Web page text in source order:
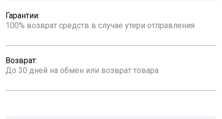
Гарантии:
100% возврат средств в случае утери отправления
Возврат:
До 30 дней на обмен или возврат товара